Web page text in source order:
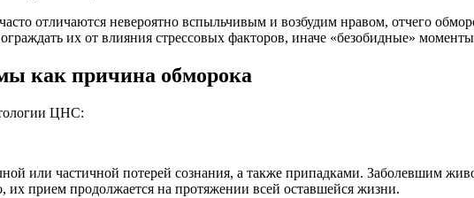
отличаются невероятно вспыльчивым и возбудим нравом, отчего
их от влияния стрессовых факторов, иначе «безобидные»
как причина обморока
ЦНС:
или частичной потерей сознания, а также припадками. Заболевшим
их прием продолжается на протяжении всей оставшейся жизни.